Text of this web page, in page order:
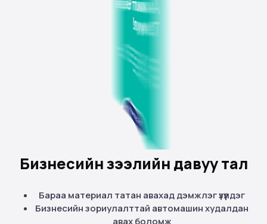
Бизнесийн зээлийн давуу тал
Бараа материал татан авахад дэмжлэг үзүүлдэг
Бизнесийн зориулалттай автомашин худалдан
авах боломж